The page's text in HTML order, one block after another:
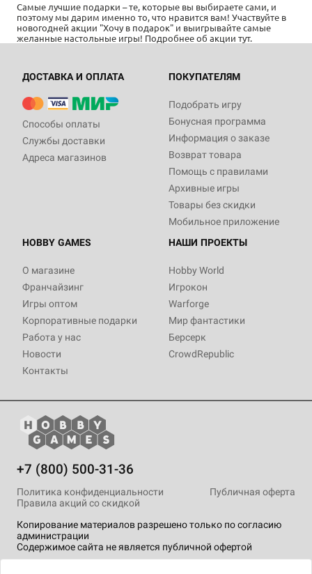
Самые лучшие подарки – те, которые вы выбираете сами, и
поэтому мы дарим именно то, что нравится вам! Участвуйте в
новогодней акции "Хочу в подарок" и выигрывайте самые
желанные настольные игры! Подробнее об акции тут.
ДОСТАВКА И ОПЛАТА
Способы оплаты
Службы доставки
Адреса магазинов
ПОКУПАТЕЛЯМ
Подобрать игру
Бонусная программа
Информация о заказе
Возврат товара
Помощь с правилами
Архивные игры
Товары без скидки
Мобильное приложение
HOBBY GAMES
О магазине
Франчайзинг
Игры оптом
Корпоративные подарки
Работа у нас
Новости
Контакты
НАШИ ПРОЕКТЫ
Hobby World
Игрокон
Warforge
Мир фантастики
Берсерк
CrowdRepublic
+7 (800) 500-31-36
Копирование материалов разрешено только по согласию
администрации
Содержимое сайта не является публичной офертой
Политика конфиденциальности
Публичная оферта
Правила акций со скидкой